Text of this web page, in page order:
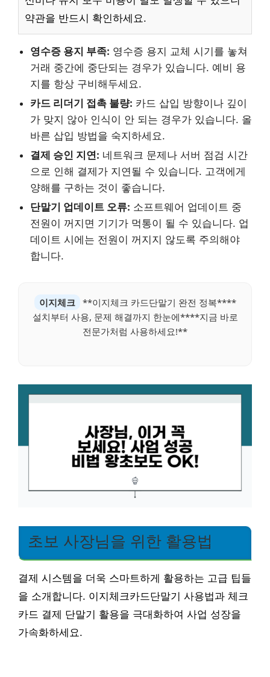
약관을 반드시 확인하세요.
영수증 용지 부족: 영수증 용지 교체 시기를 놓쳐
거래 중간에 중단되는 경우가 있습니다. 예비 용
지를 항상 구비해두세요.
카드 리더기 접촉 불량: 카드 삽입 방향이나 깊이
가 맞지 않아 인식이 안 되는 경우가 있습니다. 올
바른 삽입 방법을 숙지하세요.
결제 승인 지연: 네트워크 문제나 서버 점검 시간
으로 인해 결제가 지연될 수 있습니다. 고객에게
양해를 구하는 것이 좋습니다.
단말기 업데이트 오류: 소프트웨어 업데이트 중
전원이 꺼지면 기기가 먹통이 될 수 있습니다. 업
데이트 시에는 전원이 꺼지지 않도록 주의해야
합니다.
이지체크
**이지체크 카드단말기 완전 정복****
설치부터 사용, 문제 해결까지 한눈에****지금 바로
전문가처럼 사용하세요!**
초보 사장님을 위한 활용법
결제 시스템을 더욱 스마트하게 활용하는 고급 팁들
을 소개합니다. 이지체크카드단말기 사용법과 체크
카드 결제 단말기 활용을 극대화하여 사업 성장을
가속화하세요.